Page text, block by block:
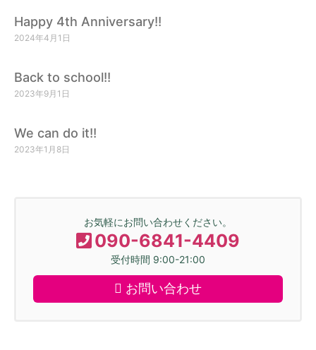
Happy 4th Anniversary!!
2024年4月1日
Back to school!!
2023年9月1日
We can do it!!
2023年1月8日
お気軽にお問い合わせください。
090-6841-4409
受付時間 9:00-21:00
お問い合わせ